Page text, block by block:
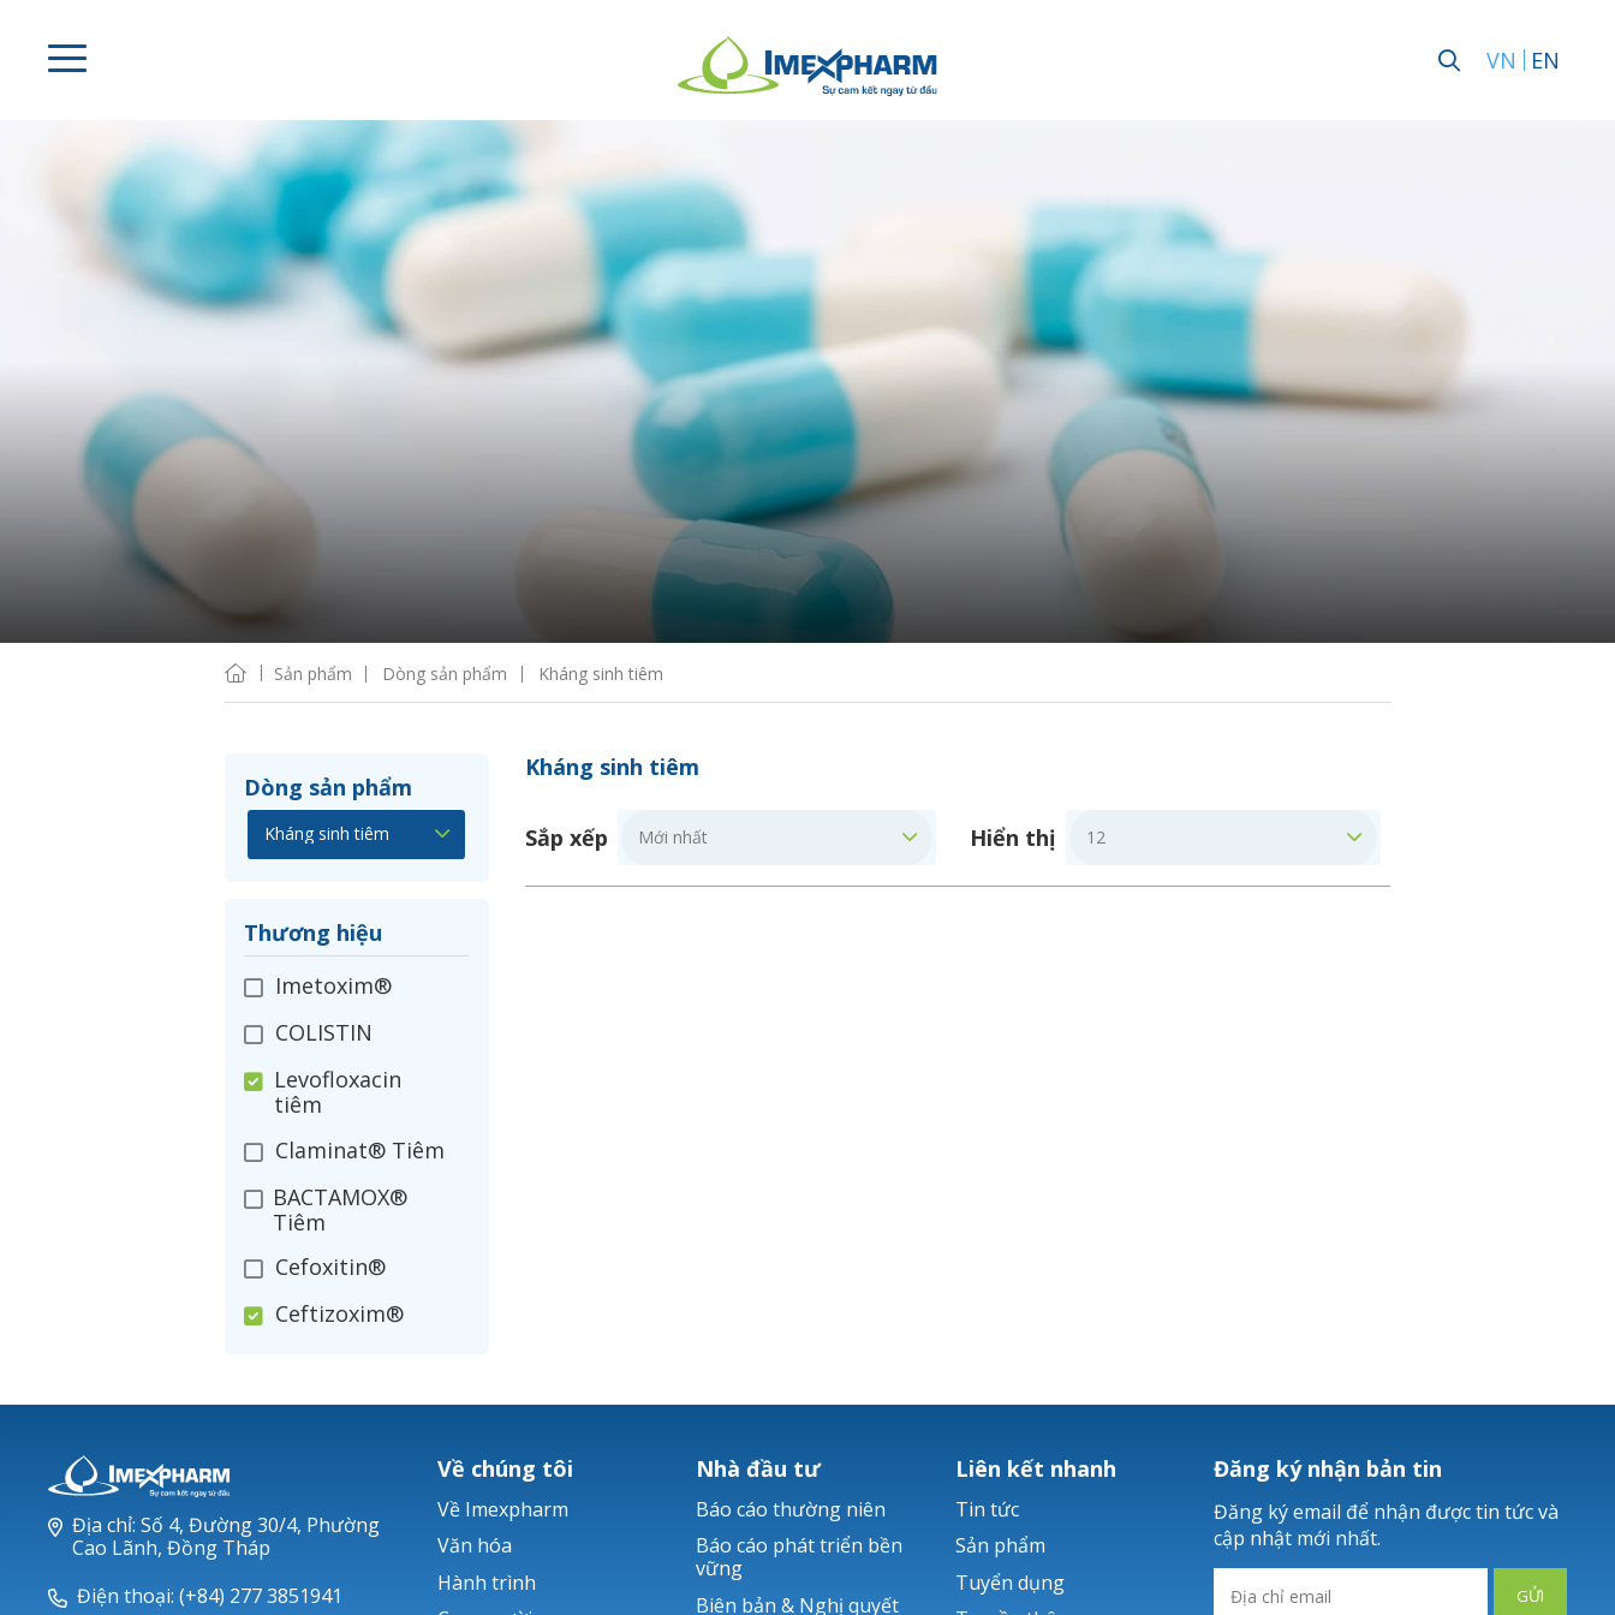
VN EN
Sản phẩm Dòng sản phẩm Kháng sinh tiêm
Dòng sản phẩm
Thương hiệu
Imetoxim®
COLISTIN
Levofloxacin
tiêm
Claminat® Tiêm
BACTAMOX®
Tiêm
Cefoxitin®
Ceftizoxim®
Nerusyn®
Ticarlinat®
Zobacta®
Kháng sinh tiêm
Sắp xếp Hiển thị
Địa chỉ: Số 4, Đường 30/4, Phường
Cao Lãnh, Đồng Tháp
Điện thoại: (+84) 277 3851941
Về chúng tôi
Về Imexpharm
Văn hóa
Hành trình
Nhà đầu tư
Báo cáo thường niên
Báo cáo phát triển bền
vững
Biên bản & Nghị quyết
Liên kết nhanh
Tin tức
Sản phẩm
Tuyển dụng
Đăng ký nhận bản tin
Đăng ký email để nhận được tin tức và
cập nhật mới nhất.
GỬI